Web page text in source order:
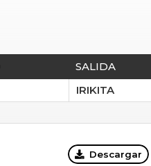
SALIDA
IRIKITA
Descargar